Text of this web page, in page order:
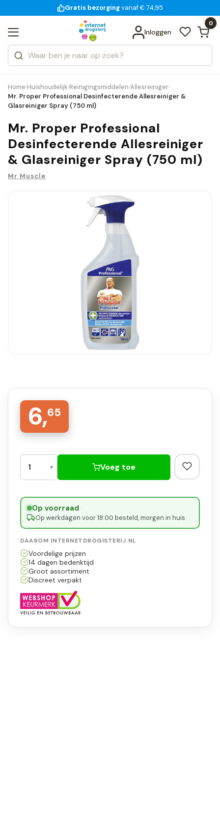
voor 18:00 uur besteld
Gratis bezorgingvanaf € 74,95
Inloggen
0
Zoeken
Categorieën
Merken
Bekijk alle resultaten
Home›Huishoudelijk›Reinigingsmiddelen›Allesreiniger›
Mr. Proper Professional Desinfecterende Allesreiniger &
Glasreiniger Spray (750 ml)
Mr. Proper Professional
Desinfecterende Allesreiniger
& Glasreiniger Spray (750 ml)
Mr Muscle
6,65
Voeg toe
Op voorraad·
Op werkdagen voor 18:00 besteld, morgen in huis
DAAROM INTERNETDROGISTERIJ.NL
Voordelige prijzen
14 dagen bedenktijd
Groot assortiment
Discreet verpakt